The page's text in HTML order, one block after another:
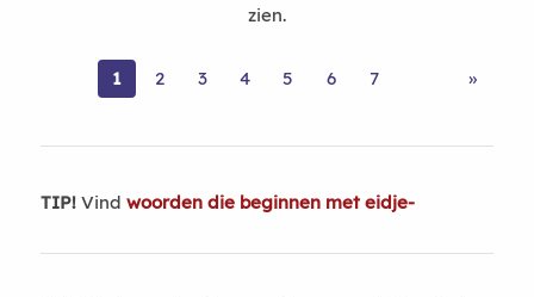
zien.
1 2 3 4 5 6 7 »
TIP!Vind woorden die beginnen met eidje-